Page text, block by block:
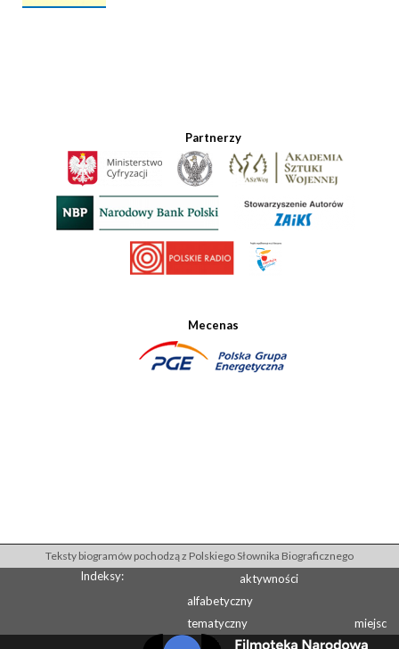
Partnerzy
Mecenas
Teksty biogramów pochodzą z Polskiego Słownika Biograficznego
Indeksy:
aktywności
alfabetyczny
tematyczny
miejsc